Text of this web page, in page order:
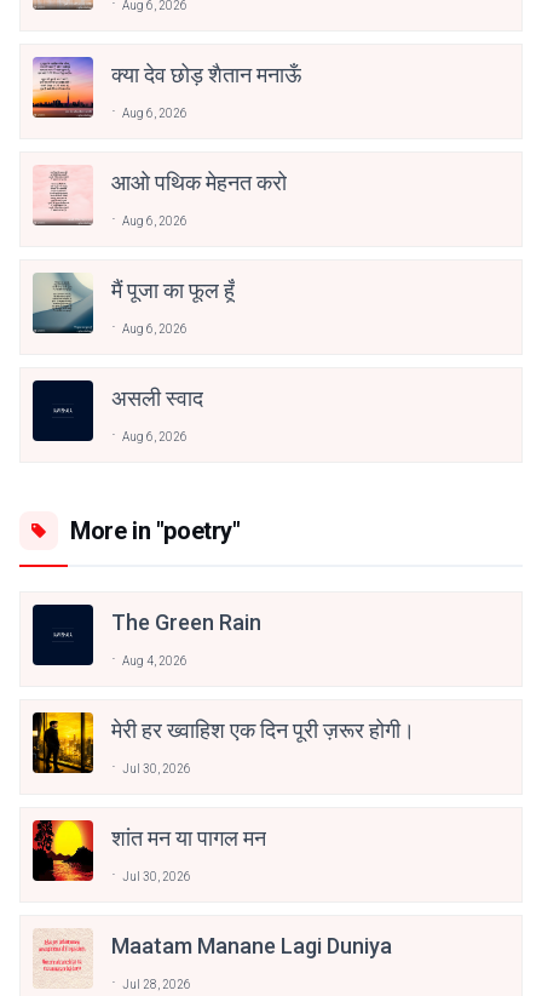
Aug 6, 2026
क्या देव छोड़ शैतान मनाऊँ
Aug 6, 2026
आओ पथिक मेहनत करो
Aug 6, 2026
मैं पूजा का फूल हूँ
Aug 6, 2026
असली स्वाद
Aug 6, 2026
More in "poetry"
The Green Rain
Aug 4, 2026
मेरी हर ख्वाहिश एक दिन पूरी ज़रूर होगी।
Jul 30, 2026
शांत मन या पागल मन
Jul 30, 2026
Maatam Manane Lagi Duniya
Jul 28, 2026